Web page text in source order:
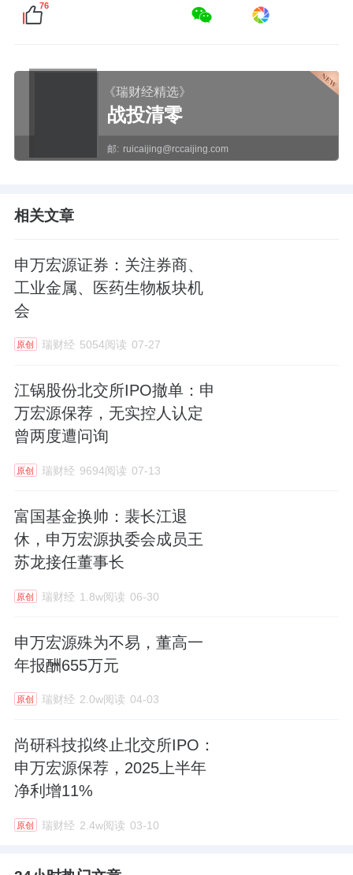
76
《瑞财经精选》
战投清零
邮: ruicaijing@rccaijing.com
相关文章
申万宏源证券：关注券商、
工业金属、医药生物板块机
会
原创 瑞财经 5054阅读 07-27
江锅股份北交所IPO撤单：申
万宏源保荐，无实控人认定
曾两度遭问询
原创 瑞财经 9694阅读 07-13
富国基金换帅：裴长江退
休，申万宏源执委会成员王
苏龙接任董事长
原创 瑞财经 1.8w阅读 06-30
申万宏源殊为不易，董高一
年报酬655万元
原创 瑞财经 2.0w阅读 04-03
尚研科技拟终止北交所IPO：
申万宏源保荐，2025上半年
净利增11%
原创 瑞财经 2.4w阅读 03-10